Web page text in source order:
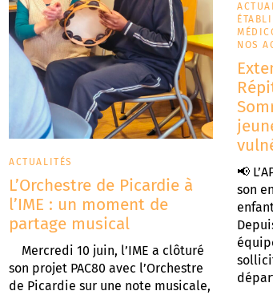
ACTUALITÉS
L’Orchestre de Picardie à
l’IME : un moment de
partage musical
Mercredi 10 juin, l’IME a clôturé
son projet PAC80 avec l’Orchestre
de Picardie sur une note musicale,
NOS
📢
son